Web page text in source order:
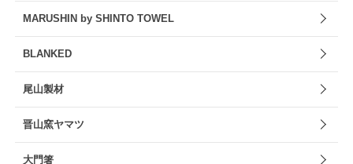
MARUSHIN by SHINTO TOWEL
BLANKED
尾山製材
晋山窯ヤマツ
大門箸